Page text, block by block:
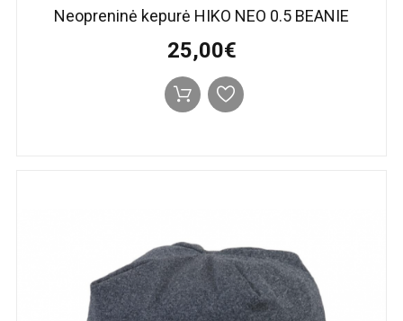
Neopreninė kepurė HIKO NEO 0.5 BEANIE
25,00€